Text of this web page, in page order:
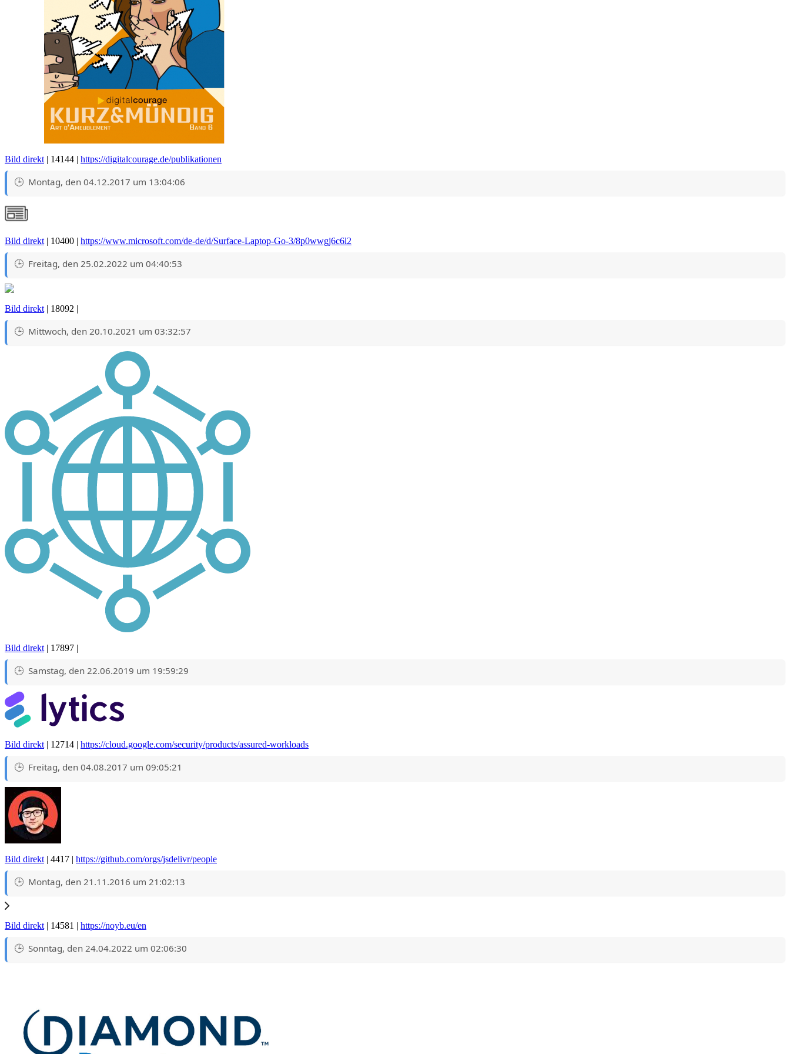
Bild direkt | 14144 | https://digitalcourage.de/publikationen
Montag, den 04.12.2017 um 13:04:06
Bild direkt | 10400 | https://www.microsoft.com/de-de/d/Surface-Laptop-Go-3/8p0wwgj6c6l2
Freitag, den 25.02.2022 um 04:40:53
Bild direkt | 18092 |
Mittwoch, den 20.10.2021 um 03:32:57
Bild direkt | 17897 |
Samstag, den 22.06.2019 um 19:59:29
Bild direkt | 12714 | https://cloud.google.com/security/products/assured-workloads
Freitag, den 04.08.2017 um 09:05:21
Bild direkt | 4417 | https://github.com/orgs/jsdelivr/people
Montag, den 21.11.2016 um 21:02:13
Bild direkt | 14581 | https://noyb.eu/en
Sonntag, den 24.04.2022 um 02:06:30